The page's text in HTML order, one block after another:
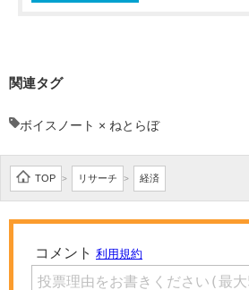
関連タグ
ボイスノート × ねとらぼ
TOP > リサーチ > 経済